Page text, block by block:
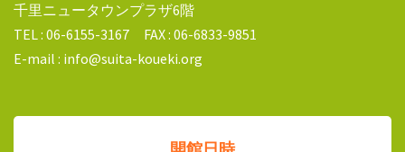
千里ニュータウンプラザ6階
TEL : 06-6155-3167 FAX : 06-6833-9851
E-mail : info@suita-koueki.org